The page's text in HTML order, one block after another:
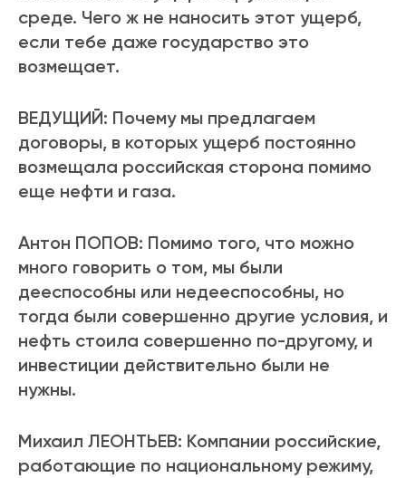
среде. Чего ж не наносить этот ущерб,
если тебе даже государство это
возмещает.
ВЕДУЩИЙ: Почему мы предлагаем
договоры, в которых ущерб постоянно
возмещала российская сторона помимо
еще нефти и газа.
Антон ПОПОВ: Помимо того, что можно
много говорить о том, мы были
дееспособны или недееспособны, но
тогда были совершенно другие условия, и
нефть стоила совершенно по-другому, и
инвестиции действительно были не
нужны.
Михаил ЛЕОНТЬЕВ: Компании российские,
работающие по национальному режиму,